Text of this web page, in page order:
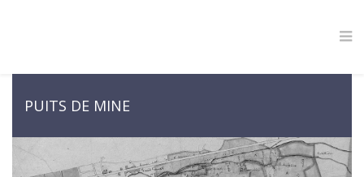
PUITS DE MINE